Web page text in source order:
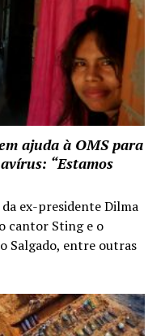
ajuda à OMS para
“Estamos
ex-presidente Dilma
cantor Sting e o
Salgado, entre outras